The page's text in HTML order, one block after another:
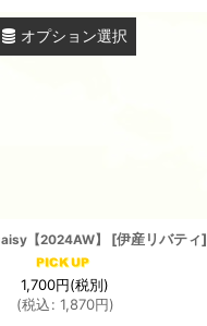
オプション選択
【2024AW】 [伊産リバティ]
1,700円(税別)
(税込: 1,870円)